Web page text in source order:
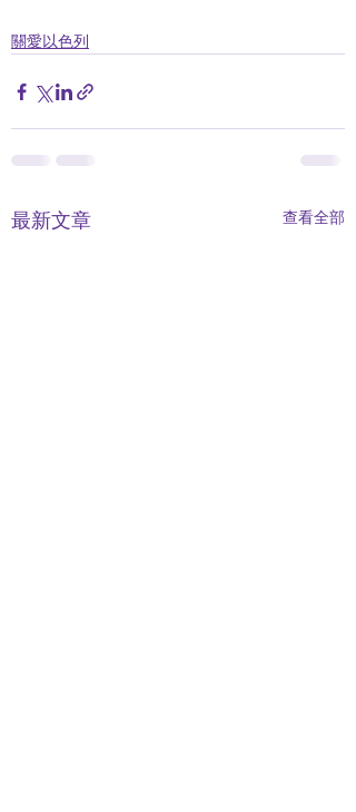
關愛以色列
最新文章 查看全部